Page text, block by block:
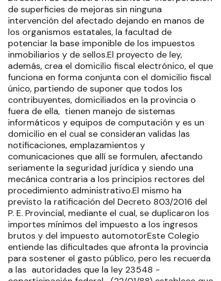
de superficies de mejoras sin ninguna
intervención del afectado dejando en manos de
los organismos estatales, la facultad de
potenciar la base imponible de los impuestos
inmobiliarios y de sellos.El proyecto de ley,
además, crea el domicilio fiscal electrónico, el que
funciona en forma conjunta con el domicilio fiscal
único, partiendo de suponer que todos los
contribuyentes, domiciliados en la provincia o
fuera de ella, tienen manejo de sistemas
informáticos y equipos de computación y es un
domicilio en el cual se consideran validas las
notificaciones, emplazamientos y
comunicaciones que allí se formulen, afectando
seriamente la seguridad jurídica y siendo una
mecánica contraria a los principios rectores del
procedimiento administrativo.El mismo ha
previsto la ratificación del Decreto 803/2016 del
P. E. Provincial, mediante el cual, se duplicaron los
importes mínimos del impuesto a los ingresos
brutos y del impuesto automotorEste Colegio
entiende las dificultades que afronta la provincia
para sostener el gasto público, pero les recuerda
a las autoridades que la ley 23548 -